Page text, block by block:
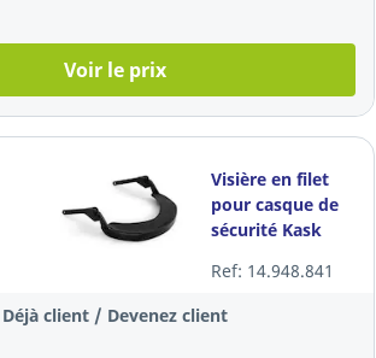
Voir le prix
Visière en filet
pour casque de
sécurité Kask
à l'unité
Ref: 14.948.841
Déjà client / Devenez client